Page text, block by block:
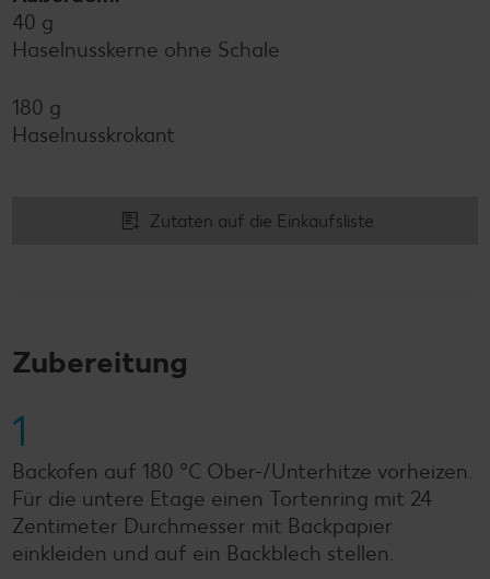
40 g
Haselnusskerne ohne Schale
180 g
Haselnusskrokant
Zutaten auf die Einkaufsliste
Zubereitung
1
Backofen auf 180 °C Ober-/Unterhitze vorheizen.
Für die untere Etage einen Tortenring mit 24
Zentimeter Durchmesser mit Backpapier
einkleiden und auf ein Backblech stellen.